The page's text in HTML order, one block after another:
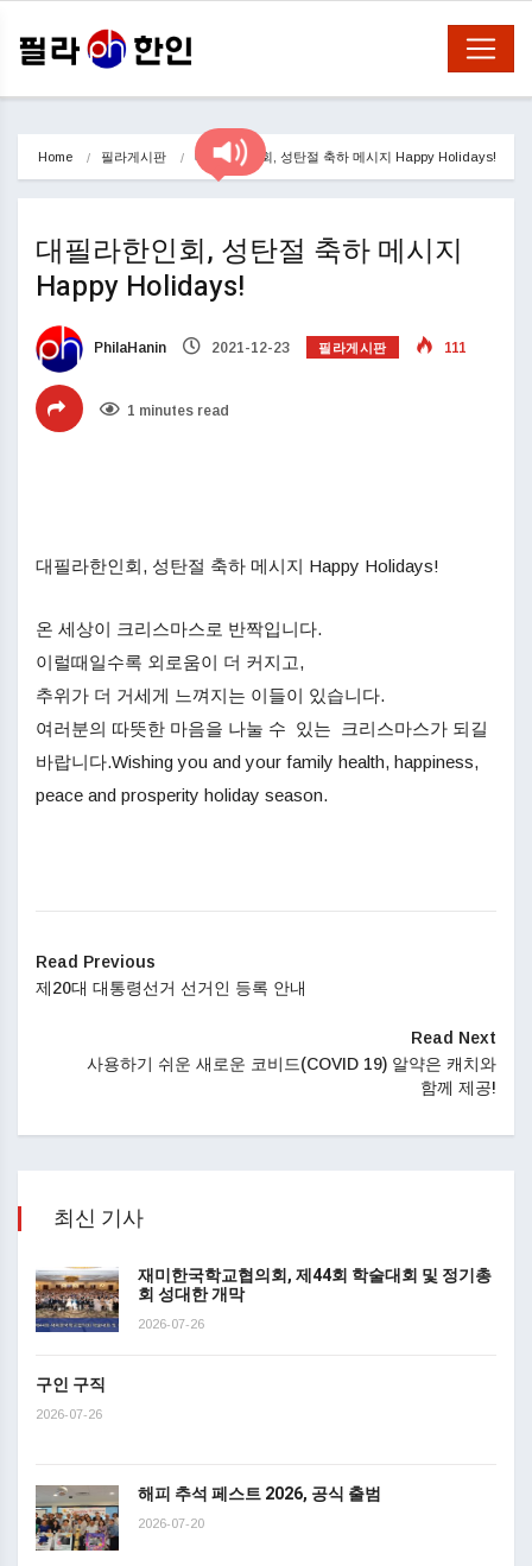
Home 필라게시판 대필라한인회, 성탄절 축하 메시지 Happy Holidays!
대필라한인회, 성탄절 축하 메시지
Happy Holidays!
PhilaHanin 2021-12-23 필라게시판 111
1 minutes read
대필라한인회, 성탄절 축하 메시지 Happy Holidays!
온 세상이 크리스마스로 반짝입니다.
이럴때일수록 외로움이 더 커지고,
추위가 더 거세게 느껴지는 이들이 있습니다.
여러분의 따뜻한 마음을 나눌 수 있는 크리스마스가 되길
바랍니다.Wishing you and your family health, happiness,
peace and prosperity holiday season.
Read Previous
제20대 대통령선거 선거인 등록 안내
Read Next
사용하기 쉬운 새로운 코비드(COVID 19) 알약은 캐치와
함께 제공!
최신 기사
재미한국학교협의회, 제44회 학술대회 및 정기총
회 성대한 개막
2026-07-26
구인 구직
2026-07-26
해피 추석 페스트 2026, 공식 출범
2026-07-20